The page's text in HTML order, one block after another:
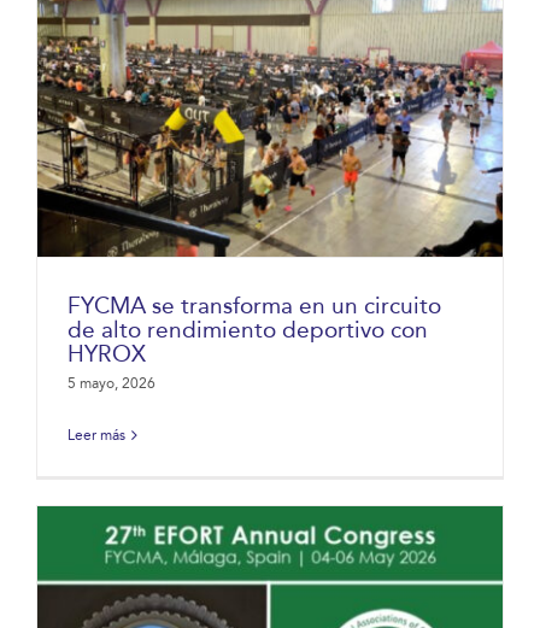
FYCMA se transforma en un circuito
de alto rendimiento deportivo con
HYROX
5 mayo, 2026
Leer más